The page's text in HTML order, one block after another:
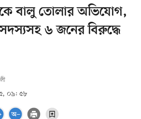
বালু তোলার অভিযোগ,
৬ জনের বিরুদ্ধে
০৯: ৫৮